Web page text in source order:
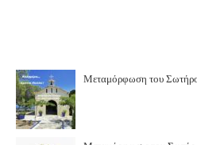
Μεταμόρφωση του